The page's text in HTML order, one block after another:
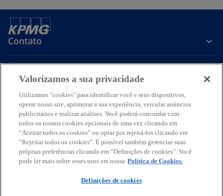
i
i
Contato
Sobre a KPMG
Serviços
a
b
r
e
m
a
b
r
e
m
a
b
r
e
m
a
b
r
e
a
b
r
e
Termos de usoPrivacidadeAcessibilidadeAjudaGlossário
brasileira, de responsabilidade limitada e firma-membro da
Valorizamos a sua privacidade
Utilizamos "cookies" para identificar você e seus dispositivos,
operar nosso site, aprimorar a sua experiência, veicular anúncios
publicitários e realizar análises. Você poderá concordar com
todos os nossos cookies opcionais de uma vez clicando em
“Aceitar todos os cookies” ou optar por rejeitá-los clicando em
“Rejeitar todos os cookies”. É possível também gerenciar suas
próprias preferências clicando em “Definições de cookies”. Você
pode ler mais sobre esses usos em nossa Política de Cookies.
Definições de cookies